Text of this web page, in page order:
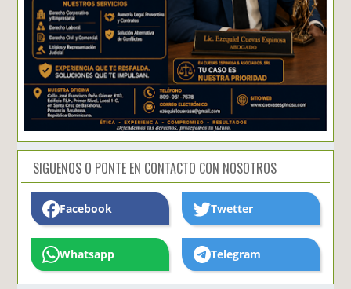
SIGUENOS O PONTE EN CONTACTO CON NOSOTROS
Facebook Twetter
Whatsapp Telegram